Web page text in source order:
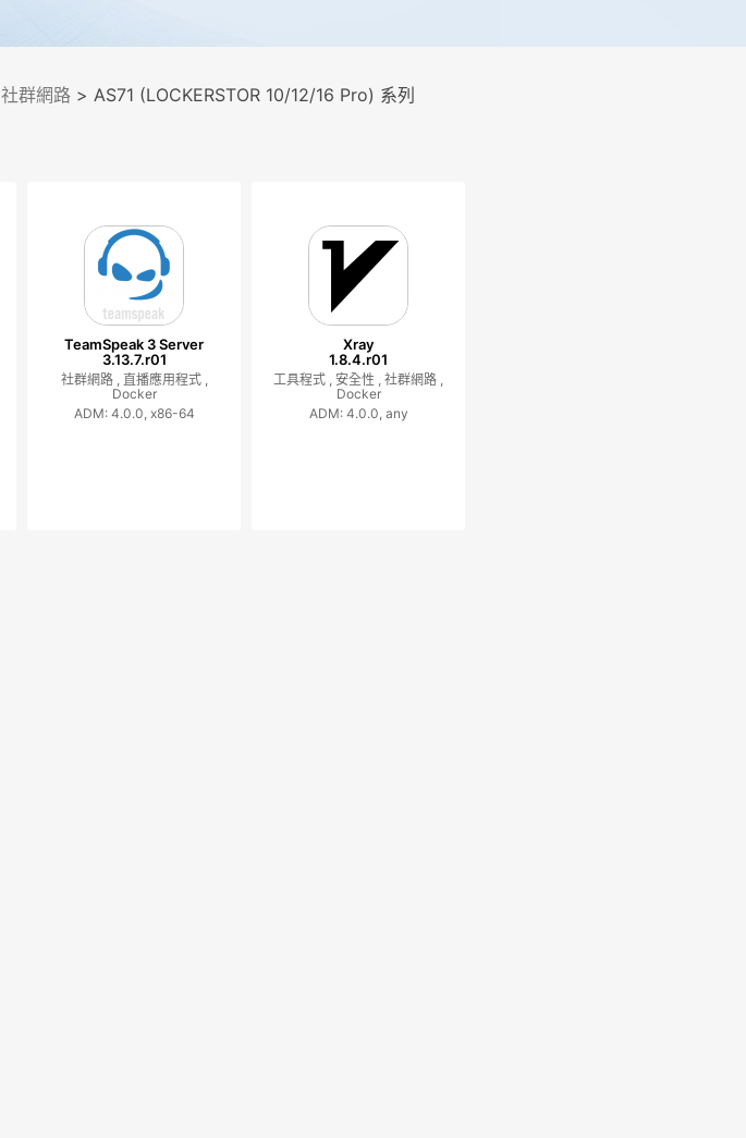
社群網路 > AS71 (LOCKERSTOR 10/12/16 Pro) 系列
TeamSpeak 3 Server
3.13.7.r01
社群網路 , 直播應用程式 ,
Docker
ADM: 4.0.0, x86-64
Xray
1.8.4.r01
工具程式 ,安全性 ,社群網路 ,
Docker
ADM: 4.0.0, any